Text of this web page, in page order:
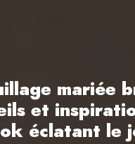
mariée
et
éclatant le